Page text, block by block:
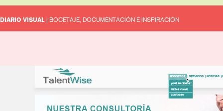
DIARIO VISUAL | BOCETAJE, DOCUMENTACIÓN E INSPIRACIÓN